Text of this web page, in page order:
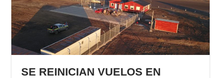
SE REINICIAN VUELOS EN